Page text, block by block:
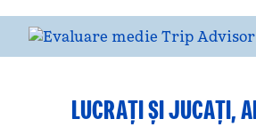
LUCRAȚI ȘI JUCAȚI,